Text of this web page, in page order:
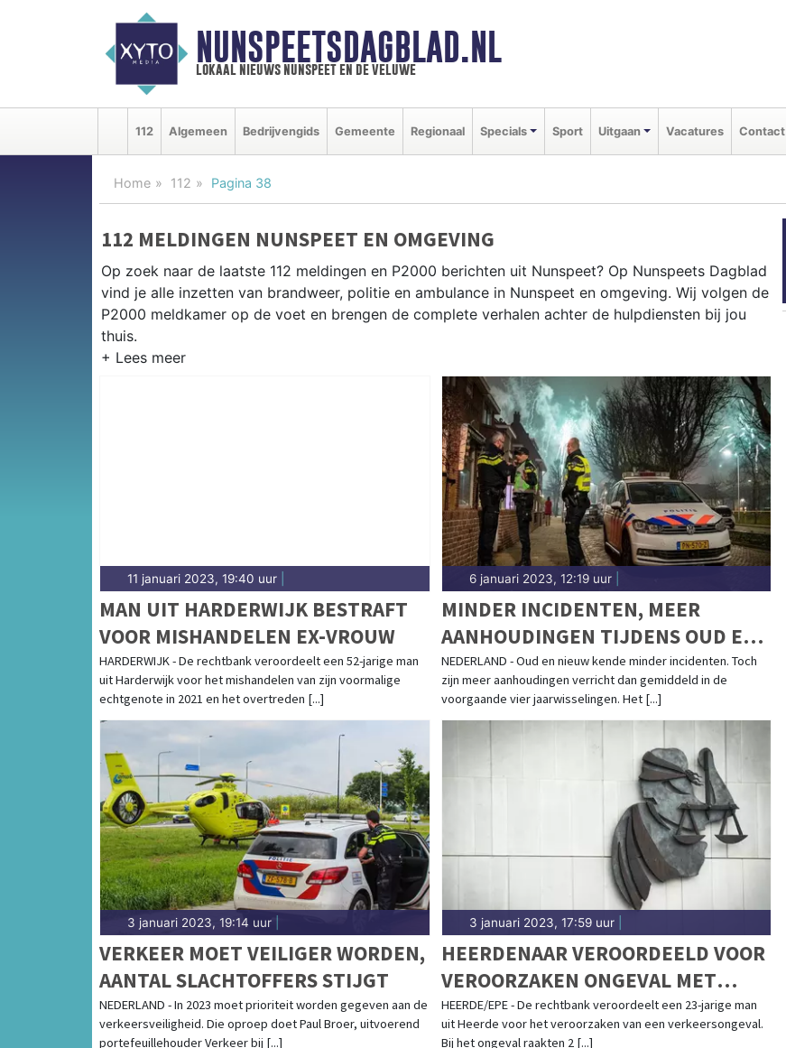
NUNSPEETSDAGBLAD.NL
lokaal nieuws nunspeet en de veluwe
112 Algemeen Bedrijvengids Gemeente Regionaal Specials Sport Uitgaan Vacatures Contact
Home 112 Pagina 38
112 MELDINGEN NUNSPEET EN OMGEVING
Op zoek naar de laatste 112 meldingen en P2000 berichten uit Nunspeet? Op Nunspeets Dagblad
vind je alle inzetten van brandweer, politie en ambulance in Nunspeet en omgeving. Wij volgen de
P2000 meldkamer op de voet en brengen de complete verhalen achter de hulpdiensten bij jou
thuis.
Van incidenten op de A28 en de N309 tot meldingen in Nunspeet, Elspeet, Vierhouten en
Hulshorst op de Veluwe — onze redactie brengt het 112-nieuws.
11 januari 2023, 19:40 uur
MAN UIT HARDERWIJK BESTRAFT
VOOR MISHANDELEN EX-VROUW
HARDERWIJK - De rechtbank veroordeelt een 52-jarige man
uit Harderwijk voor het mishandelen van zijn voormalige
echtgenote in 2021 en het overtreden [...]
6 januari 2023, 12:19 uur|
MINDER INCIDENTEN, MEER
AANHOUDINGEN TIJDENS OUD EN
NIEUW
NEDERLAND - Oud en nieuw kende minder incidenten. Toch
zijn meer aanhoudingen verricht dan gemiddeld in de
voorgaande vier jaarwisselingen. Het [...]
3 januari 2023, 19:14 uur
VERKEER MOET VEILIGER WORDEN,
AANTAL SLACHTOFFERS STIJGT
NEDERLAND - In 2023 moet prioriteit worden gegeven aan de
verkeersveiligheid. Die oproep doet Paul Broer, uitvoerend
portefeuillehouder Verkeer bij [...]
3 januari 2023, 17:59 uur|
HEERDENAAR VEROORDEELD VOOR
VEROORZAKEN ONGEVAL MET
WIELRENNERS IN EPE
HEERDE/EPE - De rechtbank veroordeelt een 23-jarige man
uit Heerde voor het veroorzaken van een verkeersongeval.
Bij het ongeval raakten 2 [...]